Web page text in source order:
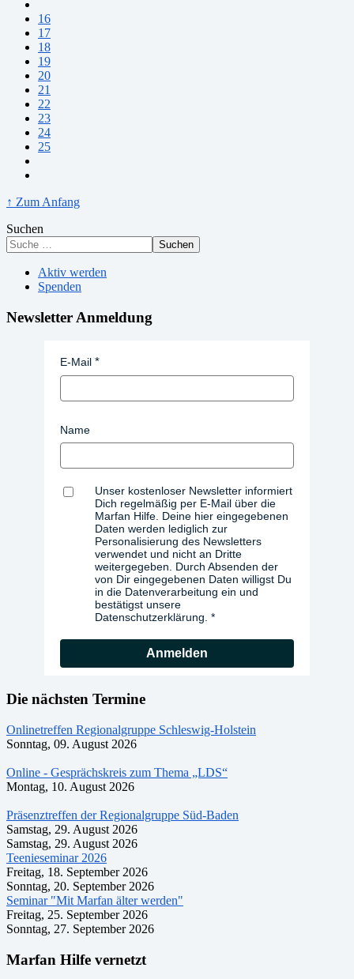
16
17
18
19
20
21
22
23
24
25
↑ Zum Anfang
Suchen
Suchen
Aktiv werden
Spenden
Newsletter Anmeldung
E-Mail
Name
Unser kostenloser Newsletter informiert
Dich regelmäßig per E-Mail über die
Marfan Hilfe. Deine hier eingegebenen
Daten werden lediglich zur
Personalisierung des Newsletters
verwendet und nicht an Dritte
weitergegeben. Durch Absenden der
von Dir eingegebenen Daten willigst Du
in die Datenverarbeitung ein und
bestätigst unsere
Datenschutzerklärung.
Anmelden
Die nächsten Termine
Onlinetreffen Regionalgruppe Schleswig-Holstein
Sonntag, 09. August 2026
Online - Gesprächskreis zum Thema „LDS“
Montag, 10. August 2026
Präsenztreffen der Regionalgruppe Süd-Baden
Samstag, 29. August 2026
Samstag, 29. August 2026
Teenieseminar 2026
Freitag, 18. September 2026
Sonntag, 20. September 2026
Seminar "Mit Marfan älter werden"
Freitag, 25. September 2026
Sonntag, 27. September 2026
Marfan Hilfe vernetzt